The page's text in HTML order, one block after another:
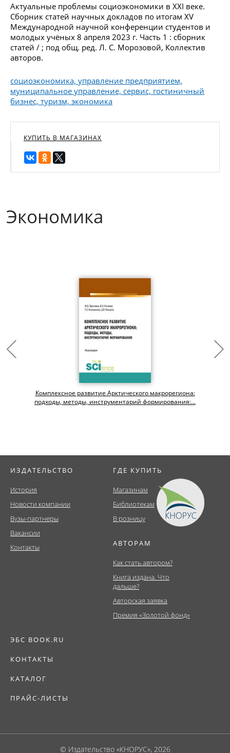
Актуальные проблемы социоэкономики в XXI веке.
Сборник статей научных докладов по итогам XV
Международной научной конференции студентов и
молодых учёных 8 апреля 2023 г. Часть 1 : сборник
статей / ; под общ. ред. Л. С. Морозовой, Коллектив
авторов.
социоэкономика, управление предприятием,
муниципальное управление, сервис, гостиничный
бизнес, туризм, экономика
КУПИТЬ В МАГАЗИНАХ
Экономика
Комплексное развитие Арктического макрорегиона:
подходы, методы, инструментарий формирования:...
ИЗДАТЕЛЬСТВО
История
Новости компании
Вузы-партнеры
Вакансии
Контакты
ГДЕ КУПИТЬ
Магазинам
Библиотекам
В розницу
АВТОРАМ
Как стать автором?
Книга издана. Что
дальше?
Авторская заявка
Премия «Золотой фонд»
ЭБС BOOK.RU
КОНТАКТЫ
КАТАЛОГ
ПРАЙС-ЛИСТЫ
© Издательство «КНОРУС», 2026